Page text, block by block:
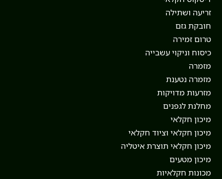
זריעה ושתילה
חובקת גזם
טרום זמירה
כיסוח וניקוי עשבייה
מזמרה
מזמרה נטענת
מזרעות מדויקות
מחלנת לגפנים
מיכון חקלאי
מיכון חקלאי וציוד חקלאי
מיכון חקלאי תוצרת איטליה
מיכון מטעים
מכונות חקלאיות